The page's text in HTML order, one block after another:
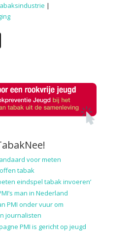
|
voor meten
tabak
eindspel tabak invoeren’
man in Nederland
PMI onder vuur om
journalisten
PMI is gericht op jeugd